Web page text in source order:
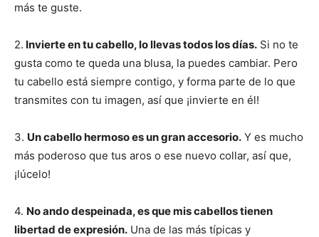
más te guste.
2. Invierte en tu cabello, lo llevas todos los días. Si no te
gusta como te queda una blusa, la puedes cambiar. Pero
tu cabello está siempre contigo, y forma parte de lo que
transmites con tu imagen, así que ¡invierte en él!
3. Un cabello hermoso es un gran accesorio. Y es mucho
más poderoso que tus aros o ese nuevo collar, así que,
¡lúcelo!
4. No ando despeinada, es que mis cabellos tienen
libertad de expresión. Una de las más típicas y